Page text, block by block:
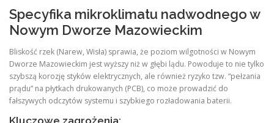
Specyfika mikroklimatu nadwodnego w
Nowym Dworze Mazowieckim
Bliskość rzek (Narew, Wisła) sprawia, że poziom wilgotności w Nowym
Dworze Mazowieckim jest wyższy niż w głębi lądu. Powoduje to nie tylko
szybszą korozję styków elektrycznych, ale również ryzyko tzw. “pełzania
prądu” na płytkach drukowanych (PCB), co może prowadzić do
fałszywych odczytów systemu i szybkiego rozładowania baterii.
Kluczowe zagrożenia: